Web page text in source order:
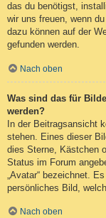
das du benötigst,
wir uns freuen, wenn
dazu können auf der
gefunden werden.
Nach oben
Was sind das für
werden?
In der Beitragsansicht
stehen. Eines dieser
dies Sterne, Kästchen
Status im Forum
„Avatar“ bezeichnet.
persönliches Bild,
Nach oben